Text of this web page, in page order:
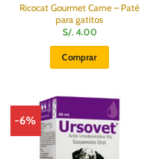
Ricocat Gourmet Carne – Paté
para gatitos
S/.4.00
Comprar
-6%